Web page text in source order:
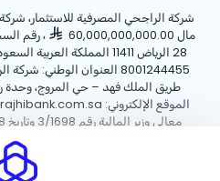
شركة الراجحي المصرفية للاستثمار،
مال 60,000,000,000.00
28 الرياض 11411 المملكة العربية السعودية، هاتف:
وإشراف البنك